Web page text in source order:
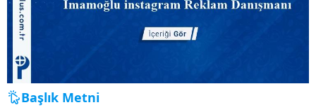
Başlık Metni